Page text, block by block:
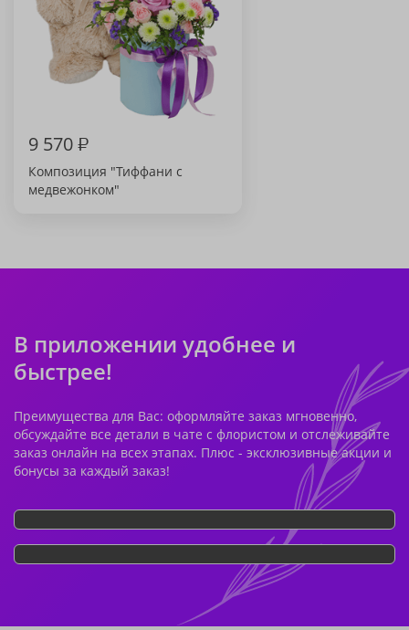
9 570₽
Композиция "Тиффани с
медвежонком"
В приложении удобнее и
быстрее!
Преимущества для Вас: оформляйте заказ мгновенно,
обсуждайте все детали в чате с флористом и отслеживайте
заказ онлайн на всех этапах. Плюс - эксклюзивные акции и
бонусы за каждый заказ!